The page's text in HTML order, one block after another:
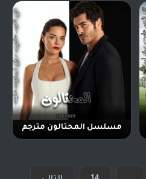
مسلسل المحتالون مترجم